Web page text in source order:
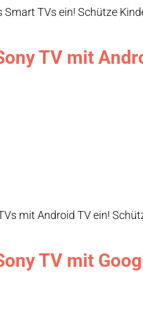
TVs ein! Schütze
TV mit
mit Android TV ein!
TV mit